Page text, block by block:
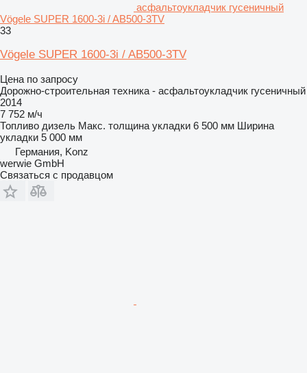
асфальтоукладчик гусеничный
Vögele SUPER 1600-3i / AB500-3TV
33
Vögele SUPER 1600-3i / AB500-3TV
Цена по запросу
Дорожно-строительная техника - асфальтоукладчик гусеничный
2014
7 752 м/ч
Топливо дизель Макс. толщина укладки 6 500 мм Ширина
укладки 5 000 мм
Германия, Konz
werwie GmbH
Связаться с продавцом